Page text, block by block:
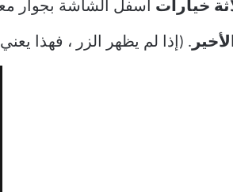
خيارات أسفل الشاشة بجوار
. (إذا لم يظهر الزر ، فهذا